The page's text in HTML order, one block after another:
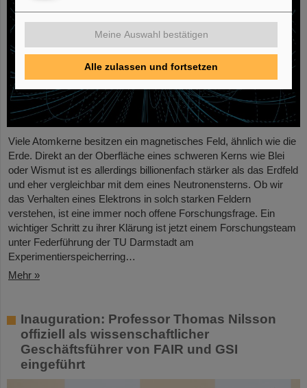
Viele Atomkerne besitzen ein magnetisches Feld, ähnlich wie die
Erde. Direkt an der Oberfläche eines schweren Kerns wie Blei
oder Wismut ist es allerdings billionenfach stärker als das Erdfeld
und eher vergleichbar mit dem eines Neutronensterns. Ob wir
das Verhalten eines Elektrons in solch starken Feldern
verstehen, ist eine immer noch offene Forschungsfrage. Ein
wichtiger Schritt zu ihrer Klärung ist jetzt einem Forschungsteam
unter Federführung der TU Darmstadt am
Experimentierspeicherring…
Mehr »
Inauguration: Professor Thomas Nilsson
offiziell als wissenschaftlicher
Geschäftsführer von FAIR und GSI
eingeführt
Meine Auswahl bestätigen
Alle zulassen und fortsetzen